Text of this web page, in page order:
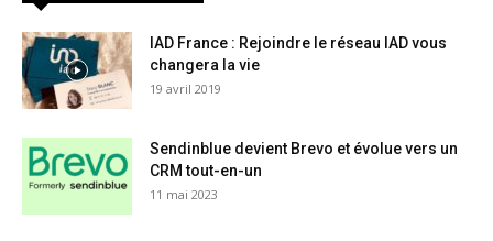
IAD France : Rejoindre le réseau IAD vous
changera la vie
19 avril 2019
Sendinblue devient Brevo et évolue vers un
CRM tout-en-un
11 mai 2023